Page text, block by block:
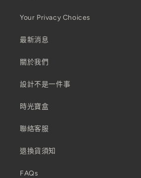
Your Privacy Choices
最新消息
關於我們
設計不是一件事
時光寶盒
聯絡客服
退換貨須知
FAQs